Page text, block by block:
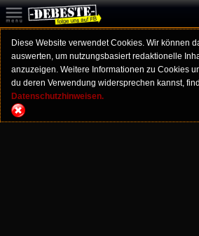
Diese Website verwendet Cookies. Wir können
auswerten, um nutzungsbasiert redaktionelle
anzuzeigen. Weitere Informationen zu Cookies
du deren Verwendung widersprechen kannst,
Datenschutzhinweisen.